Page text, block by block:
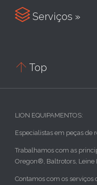
 Serviços »
 Top
LION EQUIPAMENTOS:
Especialistas em peças de
Trabalhamos com as
Oregon®, Baltrotors, Leine
Contamos com os serviços